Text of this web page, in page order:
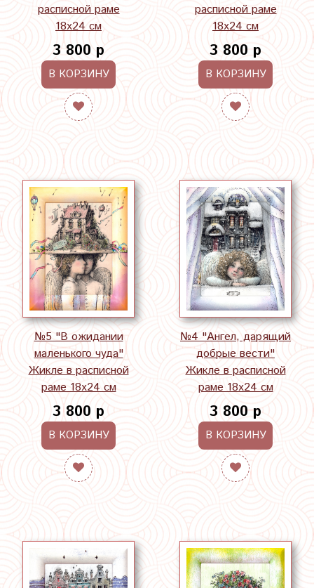
расписной раме
18х24 см
3 800 р
В КОРЗИНУ
расписной раме
18х24 см
3 800 р
В КОРЗИНУ
№5 "В ожидании
маленького чуда"
Жикле в расписной
раме 18х24 см
3 800 р
В КОРЗИНУ
№4 "Ангел, дарящий
добрые вести"
Жикле в расписной
раме 18х24 см
3 800 р
В КОРЗИНУ